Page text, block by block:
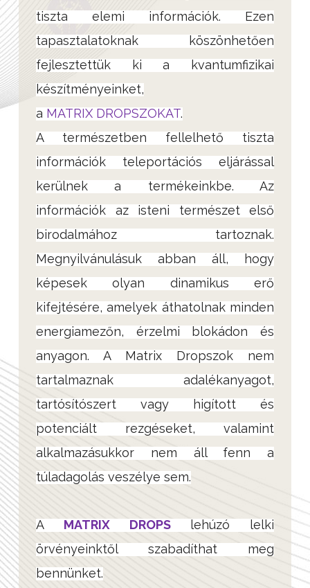
tiszta elemi információk. Ezen
tapasztalatoknak köszönhetően
fejlesztettük ki a kvantumfizikai
készítményeinket,
a MATRIX DROPSZOKAT.
A természetben fellelhető tiszta
információk teleportációs eljárással
kerülnek a termékeinkbe. Az
információk az isteni természet első
birodalmához tartoznak.
Megnyilvánulásuk abban áll, hogy
képesek olyan dinamikus erő
kifejtésére, amelyek áthatolnak minden
energiamezőn, érzelmi blokádon és
anyagon. A Matrix Dropszok nem
tartalmaznak adalékanyagot,
tartósítószert vagy higított és
potenciált rezgéseket, valamint
alkalmazásukkor nem áll fenn a
túladagolás veszélye sem.
A MATRIX DROPS
lehúzó lelki
örvényeinktől szabadíthat meg
bennünket.